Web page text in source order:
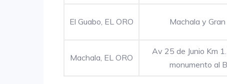
El Guabo, EL ORO Machala y
Machala, EL ORO
Av 25 de Junio Km
monumento al